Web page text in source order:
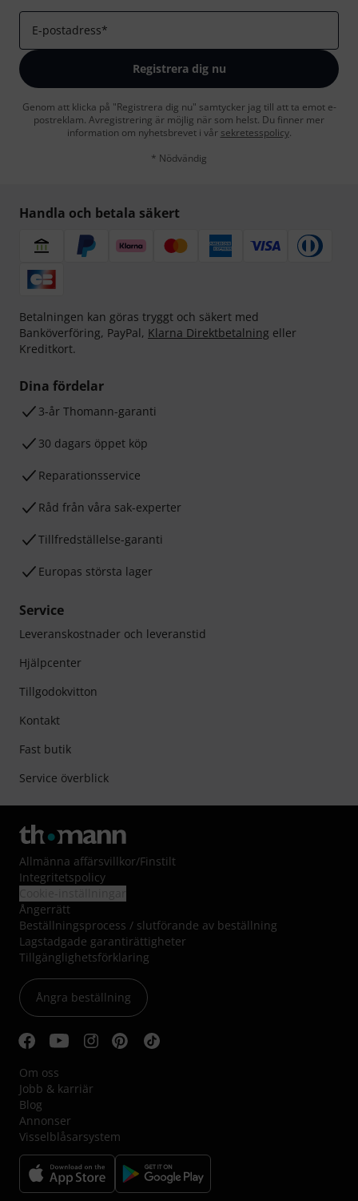
E-postadress*
Registrera dig nu
Genom att klicka på "Registrera dig nu" samtycker jag till att ta emot e-
postreklam. Avregistrering är möjlig när som helst. Du finner mer
information om nyhetsbrevet i vår sekretesspolicy.
* Nödvändig
Handla och betala säkert
Betalningen kan göras tryggt och säkert med
Banköverföring, PayPal, Klarna Direktbetalning eller
Kreditkort.
Dina fördelar
3-år Thomann-garanti
30 dagars öppet köp
Reparationsservice
Råd från våra sak-experter
Tillfredställelse-garanti
Europas största lager
Service
Leveranskostnader och leveranstid
Hjälpcenter
Tillgodokvitton
Kontakt
Fast butik
Service överblick
Allmänna affärsvillkor/Finstilt
Integritetspolicy
Ångerrätt
Beställningsprocess / slutförande av beställning
Lagstadgade garantirättigheter
Tillgänglighetsförklaring
Ångra beställning
Om oss
Jobb & karriär
Blog
Annonser
Visselblåsarsystem